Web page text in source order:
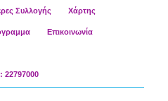
Συλλογής Χάρτης
Επικοινωνία
: 22797000